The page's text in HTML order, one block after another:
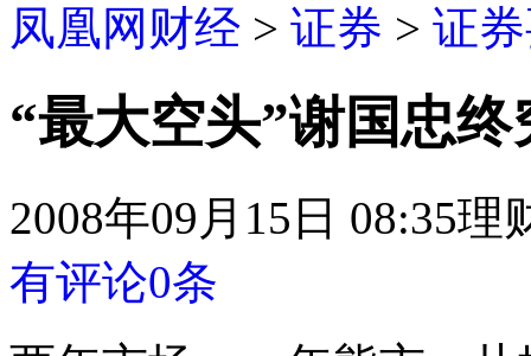
凤凰网财经 > 证券 > 证
“最大空头”谢国忠
2008年09月15日 08:35理
有评论0条